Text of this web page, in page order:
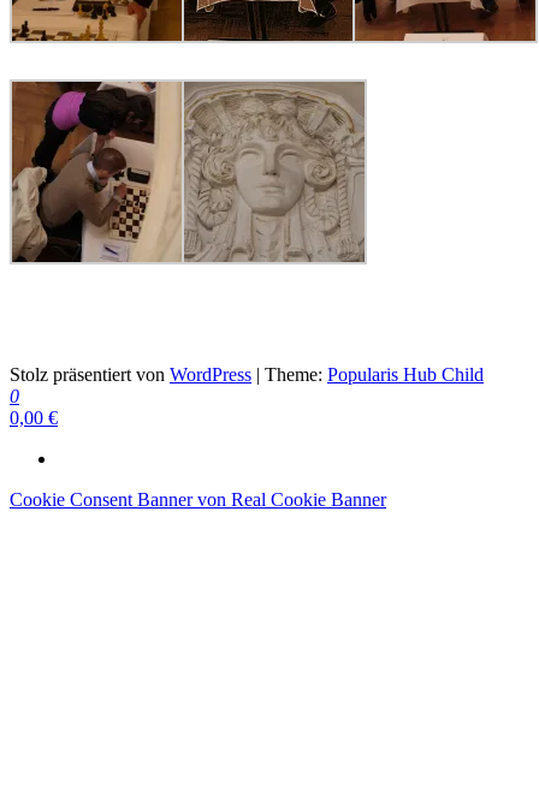
Stolz präsentiert von WordPress | Theme: Popularis Hub Child
0
0,00 €
Cookie Consent Banner von Real Cookie Banner